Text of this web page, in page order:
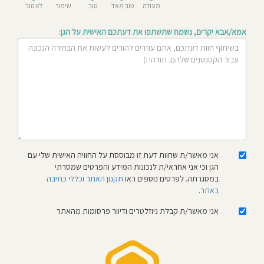
מעולה טוב מאד טוב
שיפור
לא טוב
אמא/אבא יקרים, נשמח שתשתפו את דעתכם האישית על הגן:
אני מאשר/ת שחוות דעת זו מבוססת על החוויה האישית שלי עם
הגן וכי אני אחראי/ת לנכונות המידע והפרטים שמסרתי
במסגרתה. לפרטים נוספים ראו תקנון האתר וכללי כתיבה
באתר.
אני מאשר/ת קבלת ניוזלטרים ודיוור פרסומות מהאתר